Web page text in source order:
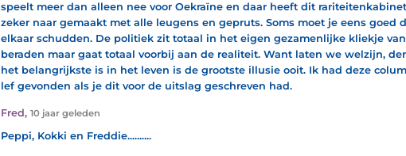
speelt meer dan alleen nee voor Oekraïne en daar heeft dit
zeker naar gemaakt met alle leugens en gepruts. Soms moet je eens goed
elkaar schudden. De politiek zit totaal in het eigen gezamenlijke kliekje
beraden maar gaat totaal voorbij aan de realiteit. Want laten we welzijn,
het belangrijkste is in het leven is de grootste illusie ooit. Ik had deze
lef gevonden als je dit voor de uitslag geschreven had.
Fred, 10 jaar geleden
Peppi, Kokki en Freddie..........